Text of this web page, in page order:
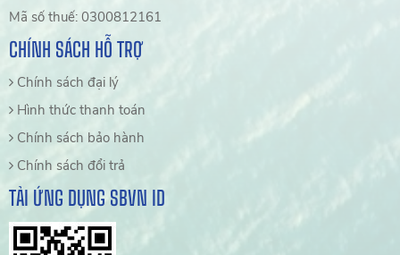
Mã số thuế: 0300812161
CHÍNH SÁCH HỖ TRỢ
Chính sách đại lý
Hình thức thanh toán
Chính sách bảo hành
Chính sách đổi trả
TẢI ỨNG DỤNG SBVN ID